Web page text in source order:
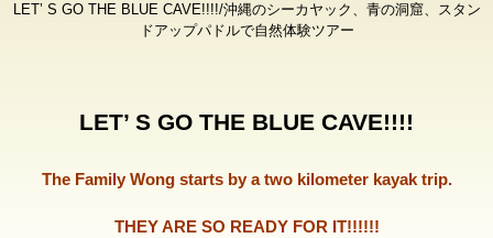
LET’ S GO THE BLUE CAVE!!!!/沖縄のシーカヤック、青の洞窟、スタン
ドアップパドルで自然体験ツアー
LET’ S GO THE BLUE CAVE!!!!
The Family Wong starts by a two kilometer kayak trip.
THEY ARE SO READY FOR IT!!!!!!